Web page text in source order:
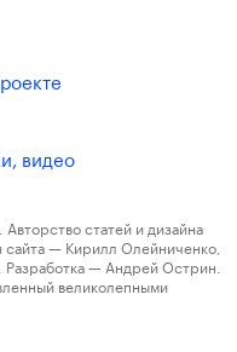
видео
статей и дизайна
сайта — Кирилл Олейниченко,
— Андрей Острин.
великолепными